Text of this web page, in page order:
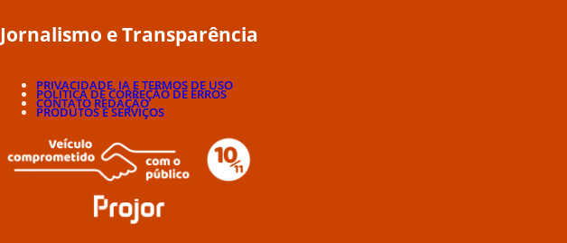
Jornalismo e Transparência
PRIVACIDADE, IA E TERMOS DE USO
POLÍTICA DE CORREÇÃO DE ERROS
CONTATO REDAÇÃO
PRODUTOS E SERVIÇOS